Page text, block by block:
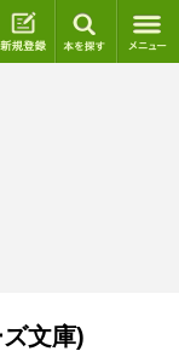
ログイン 新規登録
文庫)